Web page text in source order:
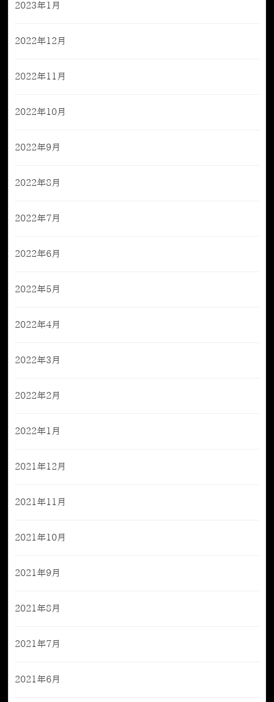
2023年1月
2022年12月
2022年11月
2022年10月
2022年9月
2022年8月
2022年7月
2022年6月
2022年5月
2022年4月
2022年3月
2022年2月
2022年1月
2021年12月
2021年11月
2021年10月
2021年9月
2021年8月
2021年7月
2021年6月